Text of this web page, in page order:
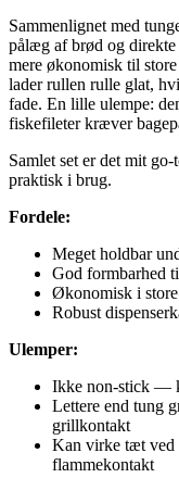
Sammenlignet med
pålæg af brød og
mere økonomisk til
lader rullen rulle glat,
fade. En lille ulempe:
fiskefileter kræver
Samlet set er det mit
praktisk i brug.
Fordele:
Meget holdbar
God formbarhed
Økonomisk i
Robust
Ulemper:
Ikke non-stick —
Lettere end tung
grillkontakt
Kan virke tæt ved
flammekontakt